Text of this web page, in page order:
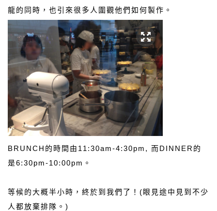
龍的同時，也引來很多人圍觀他們如何製作。
BRUNCH的時間由11:30am-4:30pm, 而DINNER的
是6:30pm-10:00pm。
等候的大概半小時，終於到我們了！(眼見途中見到不少
人都放棄排隊。)